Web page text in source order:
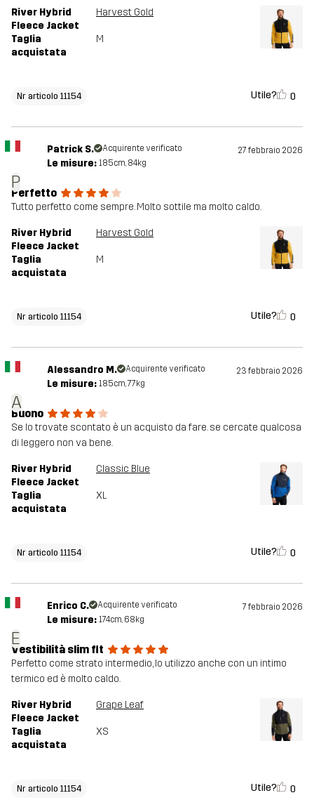
River Hybrid
Fleece Jacket
Harvest Gold
Taglia
acquistata
M
Nr articolo 11154 Utile? 0
P
Patrick S. Acquirente verificato 27 febbraio 2026
Le misure: 185cm, 84kg
Perfetto
Tutto perfetto come sempre. Molto sottile ma molto caldo.
River Hybrid
Fleece Jacket
Harvest Gold
Taglia
acquistata
M
Nr articolo 11154 Utile? 0
A
Alessandro M. Acquirente verificato 23 febbraio 2026
Le misure: 185cm, 77kg
Buono
Se lo trovate scontato è un acquisto da fare. se cercate qualcosa
di leggero non va bene.
River Hybrid
Fleece Jacket
Classic Blue
Taglia
acquistata
XL
Nr articolo 11154 Utile? 0
E
Enrico C. Acquirente verificato 7 febbraio 2026
Le misure: 174cm, 68kg
Vestibilità slim fit
Perfetto come strato intermedio, lo utilizzo anche con un intimo
termico ed è molto caldo.
River Hybrid
Fleece Jacket
Grape Leaf
Taglia
acquistata
XS
Nr articolo 11154 Utile? 0